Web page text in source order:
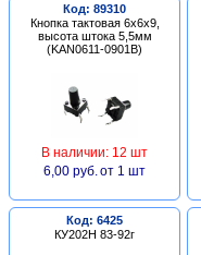
Код: 89310
Кнопка тактовая 6х6х9,
высота штока 5,5мм
(KAN0611-0901B)
В наличии: 12 шт
6,00 руб. от 1 шт
Код: 6425
КУ202Н 83-92г